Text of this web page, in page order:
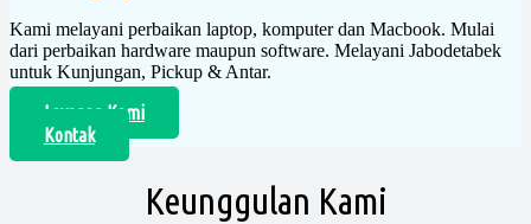
Kami melayani perbaikan laptop, komputer dan Macbook. Mulai
dari perbaikan hardware maupun software. Melayani Jabodetabek
untuk Kunjungan, Pickup & Antar.
Layanan Kami
Kontak
Keunggulan Kami